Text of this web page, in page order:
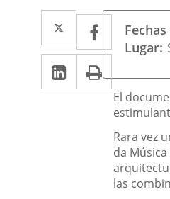
Twitter
Enlace
a
una
aplicación
externa.
Enlace
a
una
externa.
LinkedIn
Enlace
a
aplicación
externa.
del
evento
Lugar
El
Rara vez
da
las